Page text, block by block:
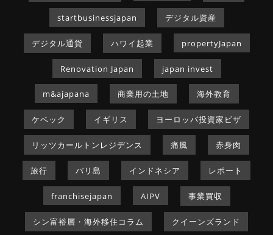
startbusinessjapan デジタル資産
デジタル通貨 ハワイ起業 propertyJapan
Renovation Japan japan invest
m&ajapana 商業用の土地 海外教育
ケベック イギリス ヨーロッパ投資家ビザ
リッツカールトンレジデンス 痛風 赤身肉
旅行 バリ島 インドネシア レポート
franchisejapan AIPV 事業買収
シン富裕層・海外移住コラム クイーンズランド